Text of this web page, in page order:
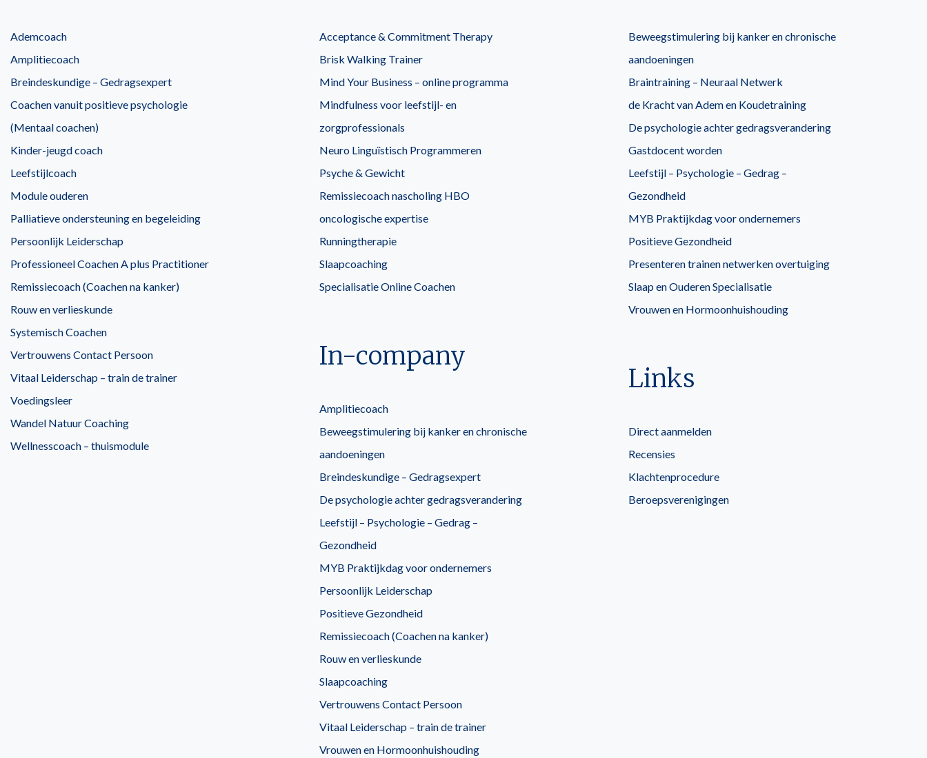
Ademcoach
Amplitiecoach
Breindeskundige – Gedragsexpert
Coachen vanuit positieve psychologie
(Mentaal coachen)
Kinder-jeugd coach
Leefstijlcoach
Module ouderen
Palliatieve ondersteuning en begeleiding
Persoonlijk Leiderschap
Professioneel Coachen A plus Practitioner
Remissiecoach (Coachen na kanker)
Rouw en verlieskunde
Systemisch Coachen
Vertrouwens Contact Persoon
Vitaal Leiderschap – train de trainer
Voedingsleer
Wandel Natuur Coaching
Wellnesscoach – thuismodule
Acceptance & Commitment Therapy
Brisk Walking Trainer
Mind Your Business – online programma
Mindfulness voor leefstijl- en
zorgprofessionals
Neuro Linguïstisch Programmeren
Psyche & Gewicht
Remissiecoach nascholing HBO
oncologische expertise
Runningtherapie
Slaapcoaching
Specialisatie Online Coachen
In-company
Amplitiecoach
Beweegstimulering bij kanker en chronische
aandoeningen
Breindeskundige – Gedragsexpert
De psychologie achter gedragsverandering
Leefstijl – Psychologie – Gedrag –
Gezondheid
MYB Praktijkdag voor ondernemers
Persoonlijk Leiderschap
Positieve Gezondheid
Remissiecoach (Coachen na kanker)
Rouw en verlieskunde
Slaapcoaching
Vertrouwens Contact Persoon
Vitaal Leiderschap – train de trainer
Vrouwen en Hormoonhuishouding
Beweegstimulering bij kanker en chronische
aandoeningen
Braintraining – Neuraal Netwerk
de Kracht van Adem en Koudetraining
De psychologie achter gedragsverandering
Gastdocent worden
Leefstijl – Psychologie – Gedrag –
Gezondheid
MYB Praktijkdag voor ondernemers
Positieve Gezondheid
Presenteren trainen netwerken overtuiging
Slaap en Ouderen Specialisatie
Vrouwen en Hormoonhuishouding
Links
Direct aanmelden
Recensies
Klachtenprocedure
Beroepsverenigingen